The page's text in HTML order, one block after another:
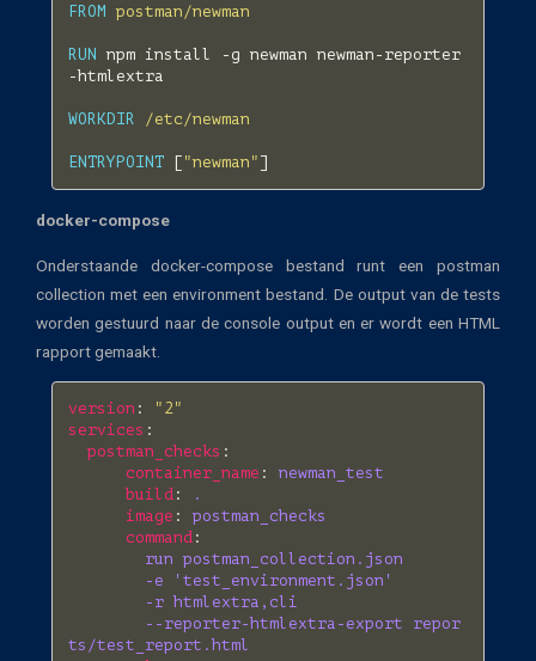
FROM postman/newman
RUN npm install -g newman newman-reporter
-htmlextra
WORKDIR /etc/newman
ENTRYPOINT [ "newman" ]
docker-compose
Onderstaande docker-compose bestand runt een postman
collection met een environment bestand. De output van de tests
worden gestuurd naar de console output en er wordt een HTML
rapport gemaakt.
version :
"2"
services :
postman_checks :
container_name :
newman_test
build :
.
image :
postman_checks
command :
run postman_collection.json
-e 'test_environment.json'
-r htmlextra,cli
--reporter-htmlextra-export repor
ts/test_report.html